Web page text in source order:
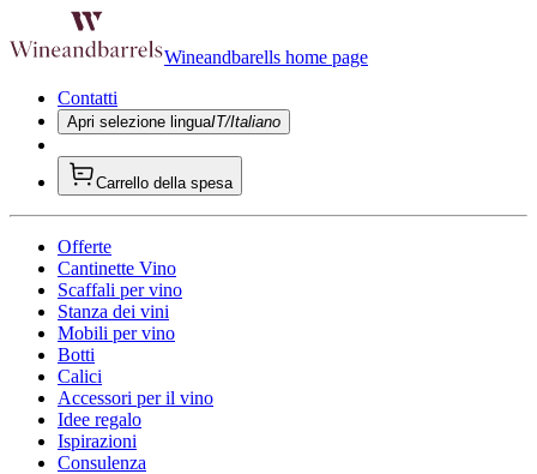
Wineandbarells home page
Contatti
Apri selezione linguaIT/Italiano
Carrello della spesa
Offerte
Cantinette Vino
Scaffali per vino
Stanza dei vini
Mobili per vino
Botti
Calici
Accessori per il vino
Idee regalo
Ispirazioni
Consulenza